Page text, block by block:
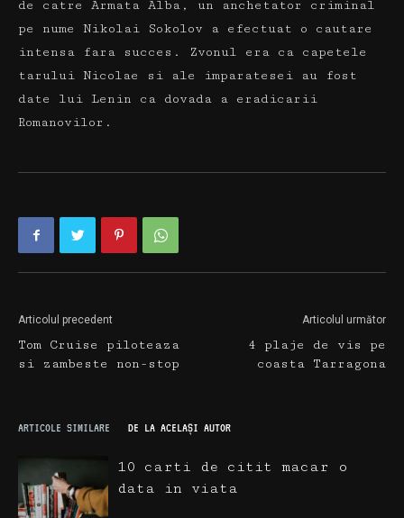
de catre Armata Alba, un anchetator criminal
pe nume Nikolai Sokolov a efectuat o cautare
intensa fara succes.
Zvonul era ca capetele
tarului Nicolae si ale imparatesei au fost
date lui Lenin ca dovada a eradicarii
Romanovilor.
Articolul precedent
Tom Cruise piloteaza
si zambeste non-stop
Articolul următor
4 plaje de vis pe
coasta Tarragona
ARTICOLE SIMILARE DE LA ACELAȘI AUTOR
10 carti de citit macar o
data in viata